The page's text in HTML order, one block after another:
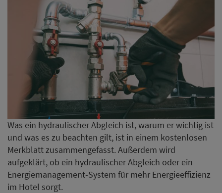
Was ein hydraulischer Abgleich ist, warum er wichtig ist
und was es zu beachten gilt, ist in einem kostenlosen
Merkblatt zusammengefasst. Außerdem wird
aufgeklärt, ob ein hydraulischer Abgleich oder ein
Energiemanagement-System für mehr Energieeffizienz
im Hotel sorgt.